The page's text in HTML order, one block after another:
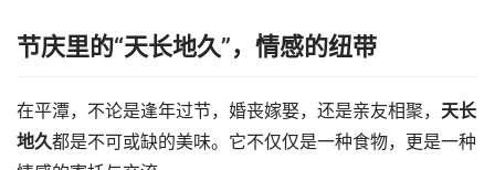
节庆里的“天长地久”，情感的纽带
在平潭，不论是逢年过节，婚丧嫁娶，还是亲友相聚， 天长
地久都是不可或缺的美味。它不仅仅是一种食物，更是一种